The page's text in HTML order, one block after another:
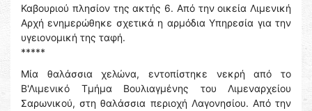
Καβουριού πλησίον της ακτής 6. Από την οικεία Λιμενική
Αρχή ενημερώθηκε σχετικά η αρμόδια Υπηρεσία για την
υγειονομική της ταφή.
*****
Μία θαλάσσια χελώνα, εντοπίστηκε νεκρή από το
Β'Λιμενικό Τμήμα Βουλιαγμένης του Λιμεναρχείου
Σαρωνικού, στη θαλάσσια περιοχή Λαγονησίου. Από την